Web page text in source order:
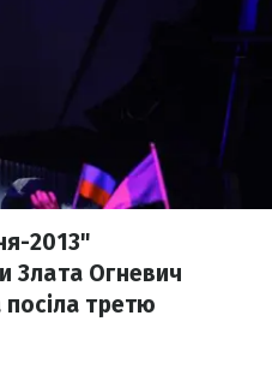
2013"
Злата Огневич
третю